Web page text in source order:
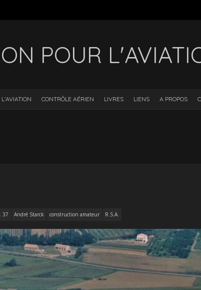
POUR
CONTRÔLE AÉRIEN LIVRES LIENS A PROPOS
37 André Starck construction amateur R.S.A.